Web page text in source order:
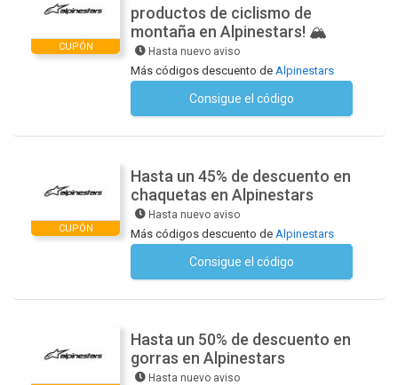
CUPÓN
productos de ciclismo de
montaña en Alpinestars! 🏔️
Hasta nuevo aviso
Más códigos descuento de Alpinestars
Consigue el código
CUPÓN
Hasta un 45% de descuento en
chaquetas en Alpinestars
Hasta nuevo aviso
Más códigos descuento de Alpinestars
Consigue el código
Hasta un 50% de descuento en
gorras en Alpinestars
Hasta nuevo aviso